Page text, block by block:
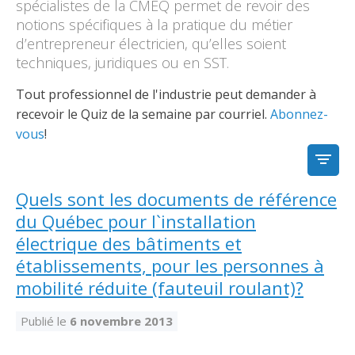
Découvrez notre campagne de
sensibilisation
Déposer une plainte
Faire affaire avec un maître électricien
Comment choisir un entrepreneur électricien
Découvrir l'espace Entrepreneurs
électriciens
dans
une
nouvelle
fenêtre
Quiz de la semaine
Avantages et privilèges
pour les membres
Découvrir l'espace Devenir
entrepreneur
dans
une
nouvelle
fenêtre
Documents
Formulaires, guides et autres documents
informatifs
licence d’entrepreneur
Mission et historique
Instances décisionnelles
Comités de la CMEQ
Le personnel de la CMEQ
dans
une
nouvelle
fenêtre
Centre d'expertise et de formation
À propos
Offre de formation de la CMEQ
spécialistes de la CMEQ permet de revoir des
notions spécifiques à la pratique du métier
d’entrepreneur électricien, qu’elles soient
techniques, juridiques ou en SST.
Tout professionnel de l'industrie peut demander à
recevoir le Quiz de la semaine par courriel. Abonnez-
vous!
Quels sont les documents de référence
du Québec pour l`installation
électrique des bâtiments et
établissements, pour les personnes à
mobilité réduite (fauteuil roulant)?
Publié le 6 novembre 2013